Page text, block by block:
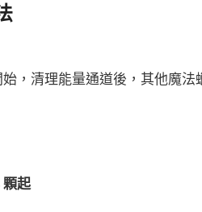
始，清理能量通道後，其他魔法
顆起